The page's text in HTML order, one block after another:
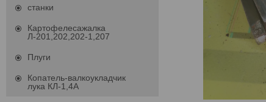
станки
Картофелесажалка
Л-201,202,202-1,207
Плуги
Копатель-валкоукладчик
лука КЛ-1,4А